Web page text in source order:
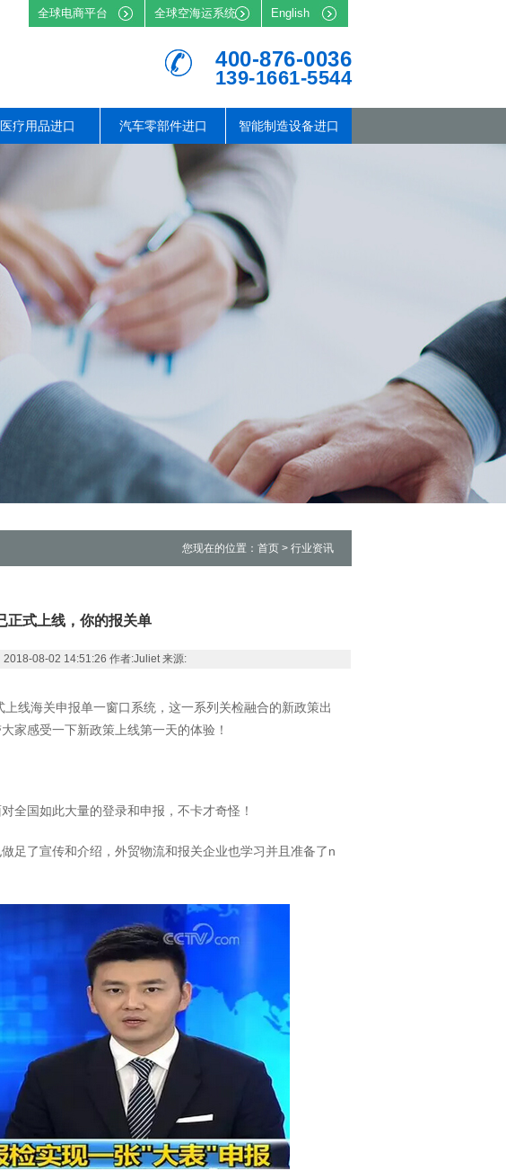
全球电商平台 全球空海运系统 English
400-876-0036
139-1661-5544
医疗用品进口 汽车零部件进口 智能制造设备进口
您现在的位置：首页 > 行业资讯
正式上线，你的报关单
08-02 14:51:26 作者:Juliet 来源:
线海关申报单一窗口系统，这一系列关检融合的新政策出
家感受一下新政策上线第一天的体验！
全国如此大量的登录和申报，不卡才奇怪！
足了宣传和介绍，外贸物流和报关企业也学习并且准备了n